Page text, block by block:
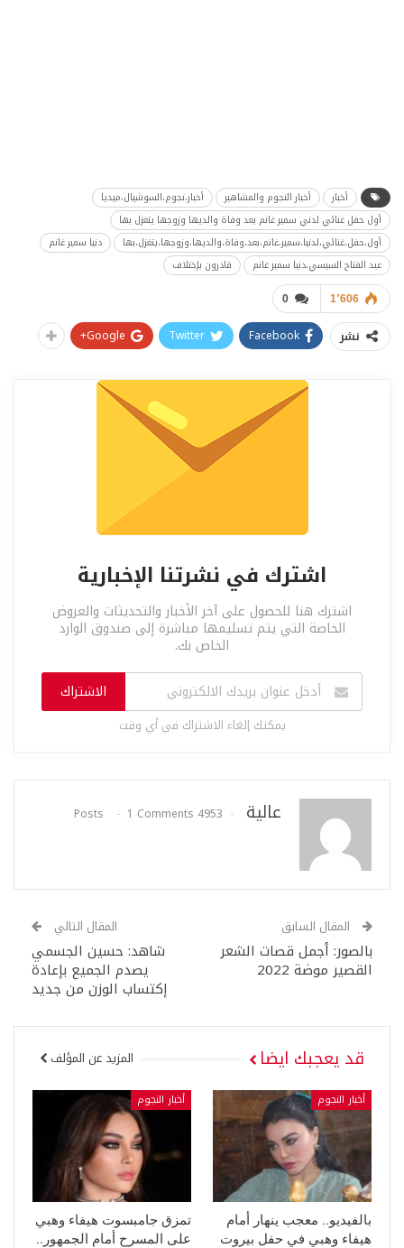
أخبار أخبار النجوم والمشاهير
أخبار،نجوم،السوشيال،ميديا
أول حفل غنائي لدني سمير غانم بعد وفاة والديها وزوجها يتغزل بها
أول،حفل،غنائي،لدنيا،سمير،غانم،بعد،وفاة،والديها،وزوجها،يتغزل،بها
دنيا سمير غانم
عبد الفتاح السيسي،دنيا سمير غانم
قادرون بإختلاف
0 1٬606
نشر Facebook
Twitter
Google+
اشترك في نشرتنا الإخبارية
اشترك هنا للحصول على آخر الأخبار والتحديثات والعروض
الخاصة التي يتم تسليمها مباشرة إلى صندوق الوارد
الخاص بك.
الاشتراك
يمكنك إلغاء الاشتراك في أي وقت
عالية 4953 Posts
1 Comments
المقال السابق
بالصور: أجمل قصات الشعر
القصير موضة 2022
المقال التالي
شاهد: حسين الجسمي
يصدم الجميع بإعادة
إكتساب الوزن من جديد
قد يعجبك ايضا المزيد عن المؤلف
أخبار النجوم
بالفيديو.. معجب ينهار أمام
هيفاء وهبي في حفل بيروت
أخبار النجوم
تمزق جامبسوت هيفاء وهبي
على المسرح أمام الجمهور..